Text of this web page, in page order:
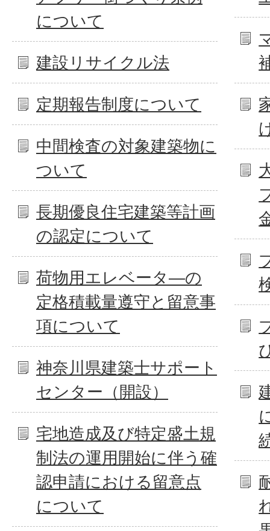
について
建設リサイクル法
定期報告制度について
中間検査の対象建築物に
ついて
長期優良住宅建築等計画
の認定について
荷物用エレベータ―の
定格積載量遵守と留意事
項について
神奈川県建築士サポート
センター（開設）
宅地造成及び特定盛土規
制法の運用開始に伴う確
認申請における留意点
について